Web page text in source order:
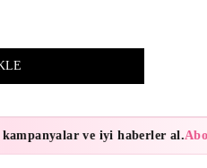
ve iyi haberler al.